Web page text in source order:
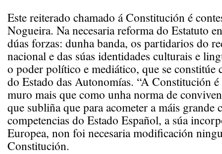
Este reiterado chamado á Constitución é
Nogueira. Na necesaria reforma do Estatuto
dúas forzas: dunha banda, os partidarios do
nacional e das súas identidades culturais e
o poder político e mediático, que se constitúe
do Estado das Autonomías. “A Constitución
muro mais que como unha norma de
que subliña que para acometer a máis grande
competencias do Estado Español, a súa
Europea, non foi necesaria modificación
Constitución.